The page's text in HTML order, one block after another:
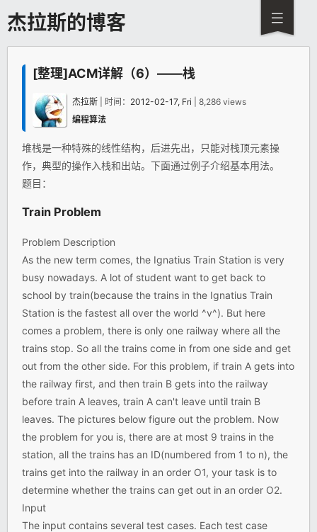
杰拉斯的博客
[整理]ACM详解（6）——栈
杰拉斯 | 时间： 2012-02-17, Fri | 8,286 views
编程算法
堆栈是一种特殊的线性结构，后进先出，只能对栈顶元素操
作，典型的操作入栈和出站。下面通过例子介绍基本用法。
题目：
Train Problem
Problem Description
As the new term comes, the Ignatius Train Station is very
busy nowadays. A lot of student want to get back to
school by train(because the trains in the Ignatius Train
Station is the fastest all over the world ^v^). But here
comes a problem, there is only one railway where all the
trains stop. So all the trains come in from one side and get
out from the other side. For this problem, if train A gets into
the railway first, and then train B gets into the railway
before train A leaves, train A can't leave until train B
leaves. The pictures below figure out the problem. Now
the problem for you is, there are at most 9 trains in the
station, all the trains has an ID(numbered from 1 to n), the
trains get into the railway in an order O1, your task is to
determine whether the trains can get out in an order O2.
Input
The input contains several test cases. Each test case